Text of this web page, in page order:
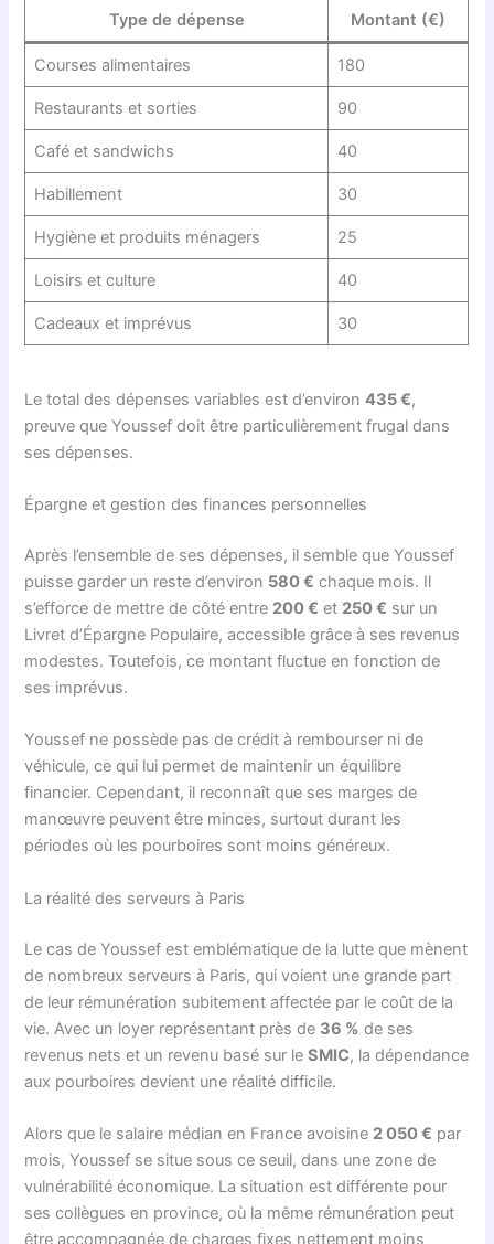
Type de dépense Montant (€)
Courses alimentaires 180
Restaurants et sorties 90
Café et sandwichs 40
Habillement 30
Hygiène et produits ménagers 25
Loisirs et culture 40
Cadeaux et imprévus 30
Le total des dépenses variables est d’environ435 €,
preuve que Youssef doit être particulièrement frugal dans
ses dépenses.
Épargne et gestion des finances personnelles
Après l’ensemble de ses dépenses, il semble que Youssef
puisse garder un reste d’environ 580 € chaque mois. Il
s’efforce de mettre de côté entre 200 € et 250 € sur un
Livret d’Épargne Populaire, accessible grâce à ses revenus
modestes. Toutefois, ce montant fluctue en fonction de
ses imprévus.
Youssef ne possède pas de crédit à rembourser ni de
véhicule, ce qui lui permet de maintenir un équilibre
financier. Cependant, il reconnaît que ses marges de
manœuvre peuvent être minces, surtout durant les
périodes où les pourboires sont moins généreux.
La réalité des serveurs à Paris
Le cas de Youssef est emblématique de la lutte que mènent
de nombreux serveurs à Paris, qui voient une grande part
de leur rémunération subitement affectée par le coût de la
vie. Avec un loyer représentant près de 36 % de ses
revenus nets et un revenu basé sur leSMIC, la dépendance
aux pourboires devient une réalité difficile.
Alors que le salaire médian en France avoisine 2 050 € par
mois, Youssef se situe sous ce seuil, dans une zone de
vulnérabilité économique. La situation est différente pour
ses collègues en province, où la même rémunération peut
être accompagnée de charges fixes nettement moins